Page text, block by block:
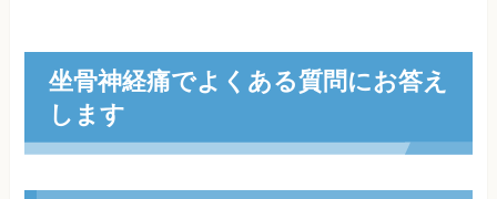
坐骨神経痛でよくある質問にお答え
します